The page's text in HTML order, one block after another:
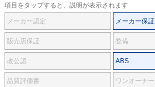
項目をタップすると、説明が表示されます
メーカー認定 メーカー保証
販売店保証 整備
改公認 ABS
品質評価書 ワンオーナー